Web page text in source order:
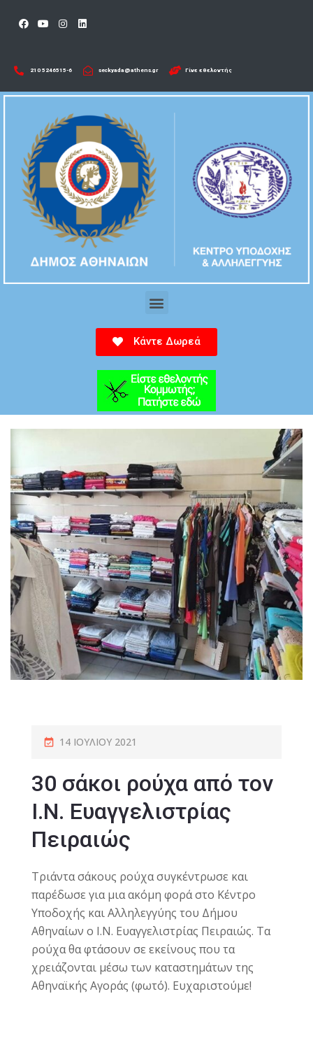
210 5246515-6​ seckyada@athens.gr Γίνε εθελοντής
Κάντε Δωρεά
14 ΙΟΥΛΊΟΥ 2021
30 σάκοι ρούχα από τον
Ι.Ν. Ευαγγελιστρίας
Πειραιώς
Τριάντα σάκους ρούχα συγκέντρωσε και
παρέδωσε για μια ακόμη φορά στο Κέντρο
Υποδοχής και Αλληλεγγύης του Δήμου
Αθηναίων ο Ι.Ν. Ευαγγελιστρίας Πειραιώς. Τα
ρούχα θα φτάσουν σε εκείνους που τα
χρειάζονται μέσω των καταστημάτων της
Αθηναϊκής Αγοράς (φωτό). Ευχαριστούμε!